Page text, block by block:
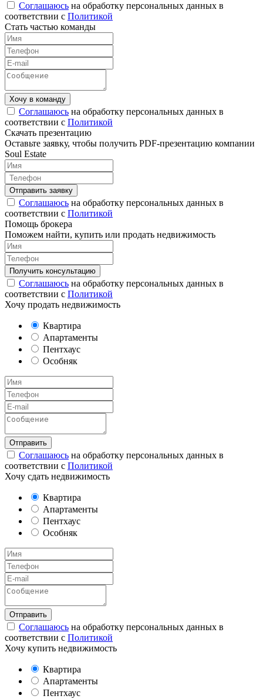
Соглашаюсь на обработку персональных данных в
соответствии с Политикой
Стать частью команды
Соглашаюсь на обработку персональных данных в
соответствии с Политикой
Скачать презентацию
Оставьте заявку, чтобы получить PDF-презентацию компании
Soul Estate
Соглашаюсь на обработку персональных данных в
соответствии с Политикой
Помощь брокера
Поможем найти, купить или продать недвижимость
Соглашаюсь на обработку персональных данных в
соответствии с Политикой
Хочу продать недвижимость
Квартира
Апартаменты
Пентхаус
Особняк
Соглашаюсь на обработку персональных данных в
соответствии с Политикой
Хочу сдать недвижимость
Квартира
Апартаменты
Пентхаус
Особняк
Соглашаюсь на обработку персональных данных в
соответствии с Политикой
Хочу купить недвижимость
Квартира
Апартаменты
Пентхаус